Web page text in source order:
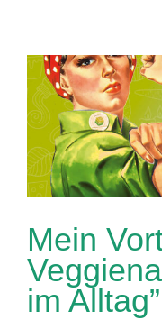
Mein
“Zero
Mein
im Alltag”